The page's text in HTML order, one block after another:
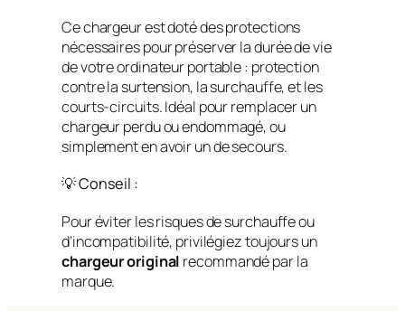
Ce chargeur est doté des protections
nécessaires pour préserver la durée de vie
de votre ordinateur portable : protection
contre la surtension, la surchauffe, et les
courts-circuits. Idéal pour remplacer un
chargeur perdu ou endommagé, ou
simplement en avoir un de secours.
💡 Conseil :
Pour éviter les risques de surchauffe ou
d’incompatibilité, privilégiez toujours un
chargeur original recommandé par la
marque.